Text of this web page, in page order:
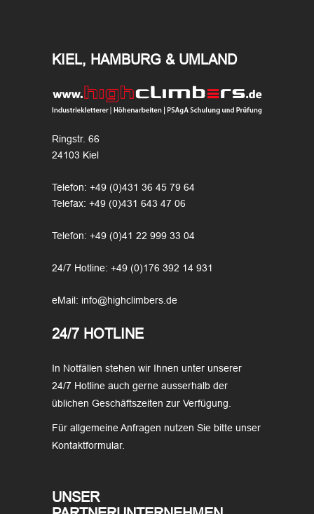
KIEL, HAMBURG & UMLAND
Ringstr. 66
24103 Kiel
Telefon: +49 (0)431 36 45 79 64
Telefax: +49 (0)431 643 47 06
Telefon: +49 (0)41 22 999 33 04
24/7 Hotline: +49 (0)176 392 14 931
eMail: info@highclimbers.de
24/7 HOTLINE
In Notfällen stehen wir Ihnen unter unserer
24/7 Hotline auch gerne ausserhalb der
üblichen Geschäftszeiten zur Verfügung.
Für allgemeine Anfragen nutzen Sie bitte unser
Kontaktformular.
UNSER